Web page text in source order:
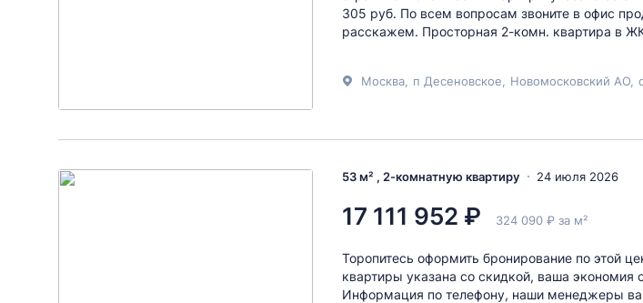
305 руб. По всем вопросам звоните в офис
расскажем. Просторная 2-комн. квартира в
Москва п Десеновское Новомосковский АО
53 м² , 2-комнатную квартиру 24 июля 2026
17 111 952 ₽ 324 090 ₽ за м²
Торопитесь оформить бронирование по этой
квартиры указана со скидкой, ваша экономия
Информация по телефону, наши менеджеры